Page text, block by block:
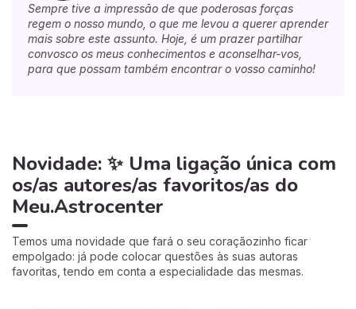
Sempre tive a impressão de que poderosas forças
regem o nosso mundo, o que me levou a querer aprender
mais sobre este assunto. Hoje, é um prazer partilhar
convosco os meus conhecimentos e aconselhar-vos,
para que possam também encontrar o vosso caminho!
Novidade: ✨ Uma ligação única com
os/as autores/as favoritos/as do
Meu.Astrocenter
Temos uma novidade que fará o seu coraçãozinho ficar
empolgado: já pode colocar questões às suas autoras
favoritas, tendo em conta a especialidade das mesmas.